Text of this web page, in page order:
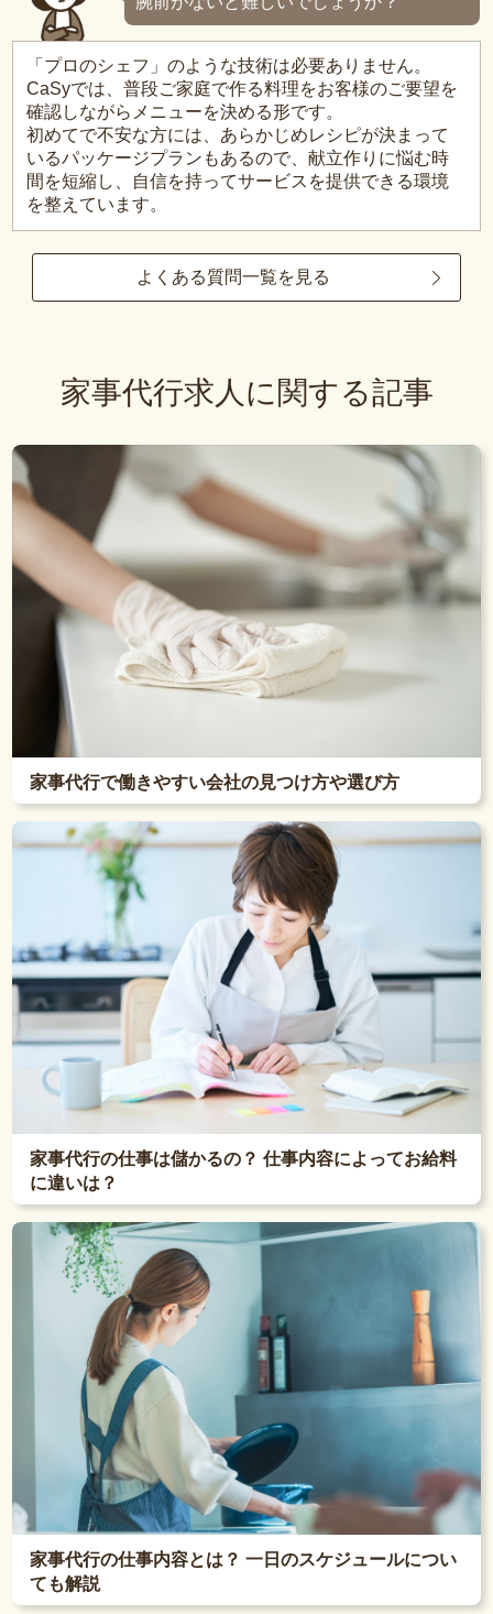
「プロのシェフ」のような技術は必要ありません。
CaSyでは、普段ご家庭で作る料理をお客様のご要望を
確認しながらメニューを決める形です。
初めてで不安な方には、あらかじめレシピが決まって
いるパッケージプランもあるので、献立作りに悩む時
間を短縮し、自信を持ってサービスを提供できる環境
を整えています。
よくある質問一覧を見る
家事代行求人に関する記事
家事代行で働きやすい会社の見つけ方や選び方
家事代行の仕事は儲かるの？ 仕事内容によってお給料
に違いは？
家事代行の仕事内容とは？ 一日のスケジュールについ
ても解説